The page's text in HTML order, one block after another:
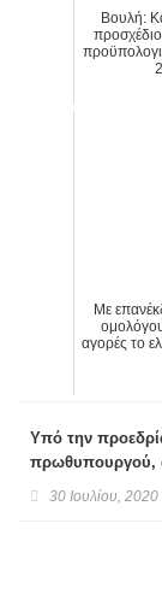
Βουλή:
Mε
ομολόγου
αγορές το
Υπό την
πρωθυπουργού,
αύριο, το
30 Ιουλίου, 2020